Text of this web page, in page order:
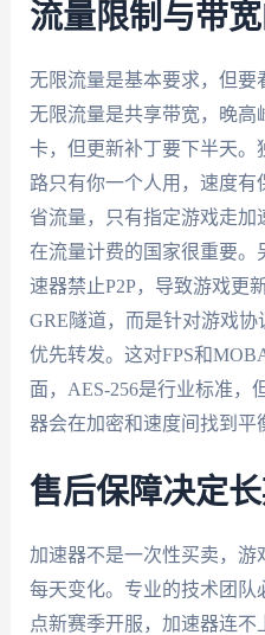
流量限制与带
无限流量是基本要求，但要
无限流量是共享带宽，晚高
卡，但更新补丁要下半天。
路只有你一个人用，速度
省流量，只有指定游戏走
在流量计费的国家很重要。
速器禁止P2P，导致游戏更
GRE隧道，而是针对游戏协
优先转发。这对FPS和
面，AES-256是行业标准，
器会在加密和速度间找到平
售后保障决定
加速器不是一次性买卖，
每天变化。专业的技术团队
点新赛季开服，加速器连